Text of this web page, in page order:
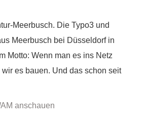
Meerbusch. Die Typo3 und
Meerbusch bei Düsseldorf in
Motto: Wenn man es ins Netz
es bauen. Und das schon seit
anschauen